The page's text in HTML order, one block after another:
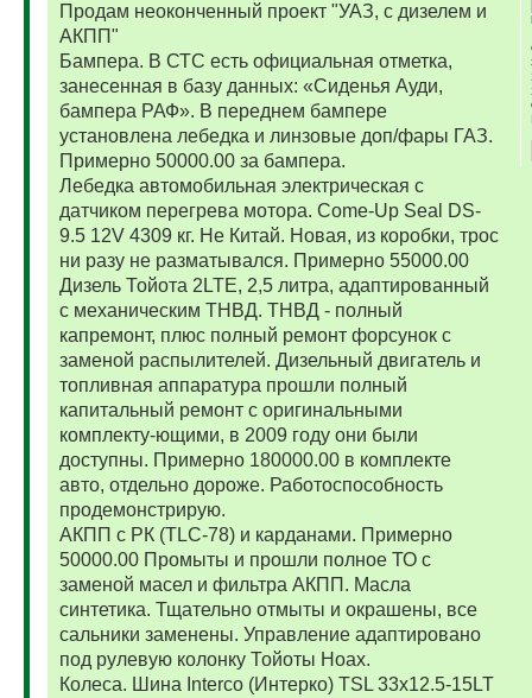
Продам неоконченный проект "УАЗ, с дизелем и
АКПП"
Бампера. В СТС есть официальная отметка,
занесенная в базу данных: «Сиденья Ауди,
бампера РАФ». В переднем бампере
установлена лебедка и линзовые доп/фары ГАЗ.
Примерно 50000.00 за бампера.
Лебедка автомобильная электрическая с
датчиком перегрева мотора. Come-Up Seal DS-
9.5 12V 4309 кг. Не Китай. Новая, из коробки, трос
ни разу не разматывался. Примерно 55000.00
Дизель Тойота 2LTE, 2,5 литра, адаптированный
с механическим ТНВД. ТНВД - полный
капремонт, плюс полный ремонт форсунок с
заменой распылителей. Дизельный двигатель и
топливная аппаратура прошли полный
капитальный ремонт с оригинальными
комплекту-ющими, в 2009 году они были
доступны. Примерно 180000.00 в комплекте
авто, отдельно дороже. Работоспособность
продемонстрирую.
АКПП с РК (TLC-78) и карданами. Примерно
50000.00 Промыты и прошли полное ТО с
заменой масел и фильтра АКПП. Масла
синтетика. Тщательно отмыты и окрашены, все
сальники заменены. Управление адаптировано
под рулевую колонку Тойоты Ноах.
Колеса. Шина Interco (Интерко) TSL 33x12.5-15LT